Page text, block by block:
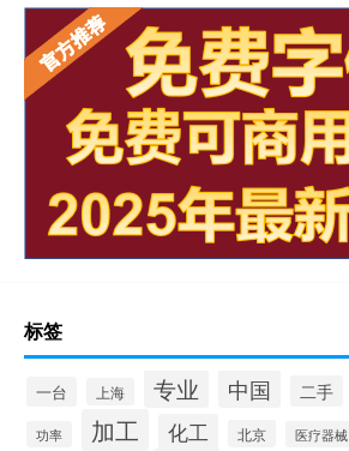
标签
一台 上海 专业 中国 二手
功率 加工 化工 北京 医疗器械